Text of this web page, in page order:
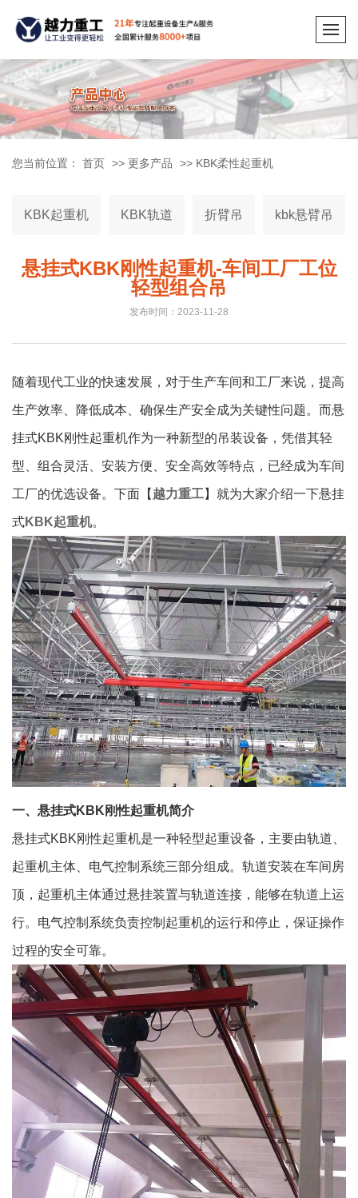
您当前位置： 首页 >> 更多产品 >> KBK柔性起重机
KBK起重机 KBK轨道 折臂吊 kbk悬臂吊
悬挂式KBK刚性起重机-车间工厂工位
轻型组合吊
发布时间：2023-11-28
随着现代工业的快速发展，对于生产车间和工厂来说，提高
生产效率、降低成本、确保生产安全成为关键性问题。而悬
挂式KBK刚性起重机作为一种新型的吊装设备，凭借其轻
型、组合灵活、安装方便、安全高效等特点，已经成为车间
工厂的优选设备。下面【 越力重工】就为大家介绍一下悬挂
式KBK起重机。
一、悬挂式KBK刚性起重机简介
悬挂式KBK刚性起重机是一种轻型起重设备，主要由轨道、
起重机主体、电气控制系统三部分组成。轨道安装在车间房
顶，起重机主体通过悬挂装置与轨道连接，能够在轨道上运
行。电气控制系统负责控制起重机的运行和停止，保证操作
过程的安全可靠。